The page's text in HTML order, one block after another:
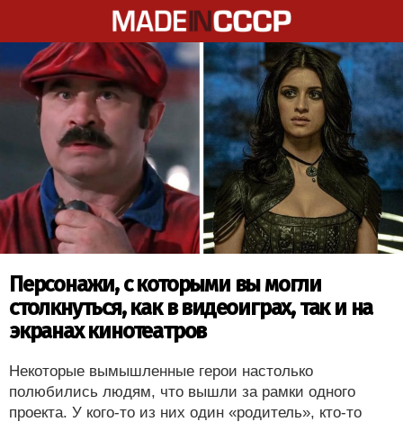
Персонажи, с которыми вы могли
столкнуться, как в видеоиграх, так и на
экранах кинотеатров
Некоторые вымышленные герои настолько
полюбились людям, что вышли за рамки одного
проекта. У кого-то из них один «родитель», кто-то